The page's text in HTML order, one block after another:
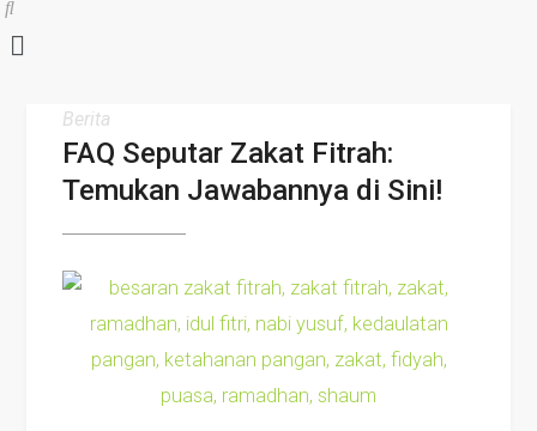
Berita
FAQ Seputar Zakat Fitrah:
Temukan Jawabannya di Sini!